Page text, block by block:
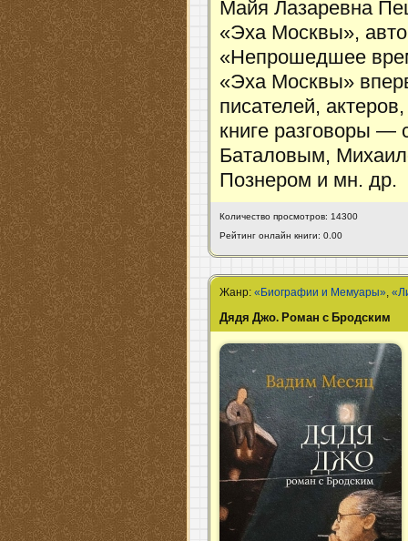
Майя Лазаревна
«Эха Москвы»,
«Непрошедшее
«Эха Москвы»
писателей,
книге разговоры
Баталовым,
Познером и мн. др.
Количество просмотров: 14300
Рейтинг онлайн книги: 0.00
Жанр:«Биографии и Мемуары»,
Дядя Джо. Роман с Бродским